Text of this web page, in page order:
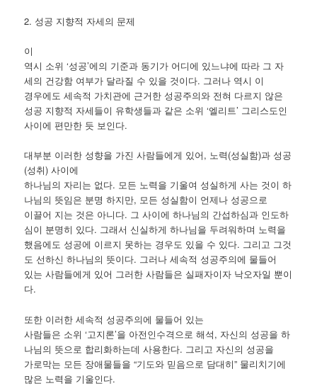
2. 성공 지향적 자세의 문제
이
역시 소위 ‘성공’에의 기준과 동기가 어디에 있느냐에 따라 그 자
세의 건강함 여부가 달라질 수 있을 것이다. 그러나 역시 이
경우에도 세속적 가치관에 근거한 성공주의와 전혀 다르지 않은
성공 지향적 자세들이 유학생들과 같은 소위 ‘엘리트’ 그리스도인
사이에 편만한 듯 보인다.
대부분 이러한 성향을 가진 사람들에게 있어, 노력(성실함)과 성공
(성취) 사이에
하나님의 자리는 없다. 모든 노력을 기울여 성실하게 사는 것이 하
나님의 뜻임은 분명 하지만, 모든 성실함이 언제나 성공으로
이끌어 지는 것은 아니다. 그 사이에 하나님의 간섭하심과 인도하
심이 분명히 있다. 그래서 신실하게 하나님을 두려워하며 노력을
했음에도 성공에 이르지 못하는 경우도 있을 수 있다. 그리고 그것
도 선하신 하나님의 뜻이다. 그러나 세속적 성공주의에 물들어
있는 사람들에게 있어 그러한 사람들은 실패자이자 낙오자일 뿐이
다.
또한 이러한 세속적 성공주의에 물들어 있는
사람들은 소위 ‘고지론’을 아전인수격으로 해석, 자신의 성공을 하
나님의 뜻으로 합리화하는데 사용한다. 그리고 자신의 성공을
가로막는 모든 장애물들을 “기도와 믿음으로 담대히” 물리치기에
많은 노력을 기울인다.